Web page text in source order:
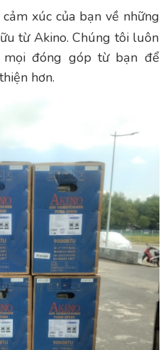
xúc của bạn về những
từ Akino. Chúng tôi luôn
đóng góp từ bạn để
hơn.